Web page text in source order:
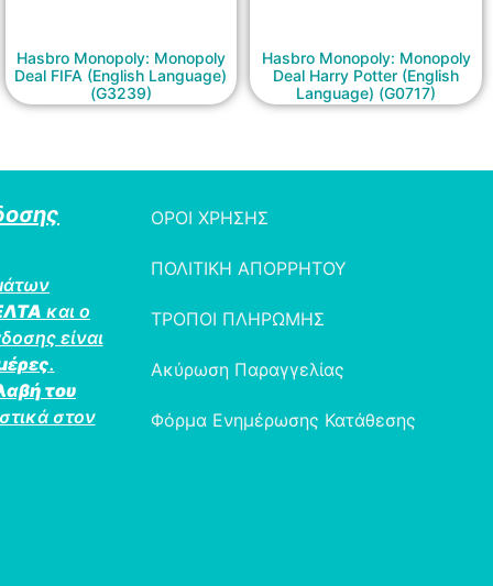
Hasbro Monopoly: Monopoly
Deal FIFA (English Language)
(G3239)
Hasbro Monopoly: Monopoly
Deal Harry Potter (English
Language) (G0717)
και ο
είναι
.
του
στον
ΟΡΟΙ ΧΡΗΣΗΣ
ΠΟΛΙΤΙΚΗ ΑΠΟΡΡΗΤΟΥ
ΤΡΟΠΟΙ ΠΛΗΡΩΜΗΣ
Ακύρωση Παραγγελίας
Φόρμα Ενημέρωσης Κατάθεσης